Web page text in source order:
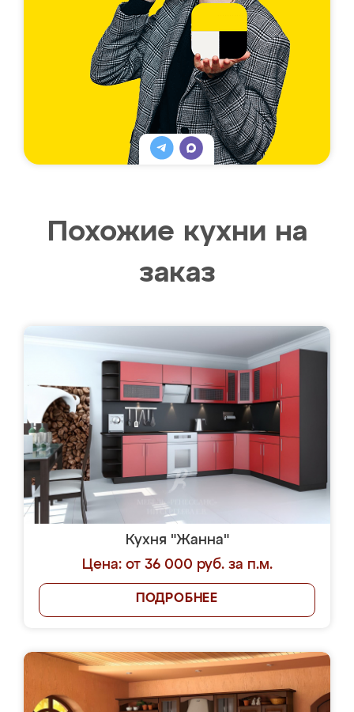
Похожие кухни на
заказ
Кухня "Жанна"
Цена: от 36 000 руб. за п.м.
ПОДРОБНЕЕ